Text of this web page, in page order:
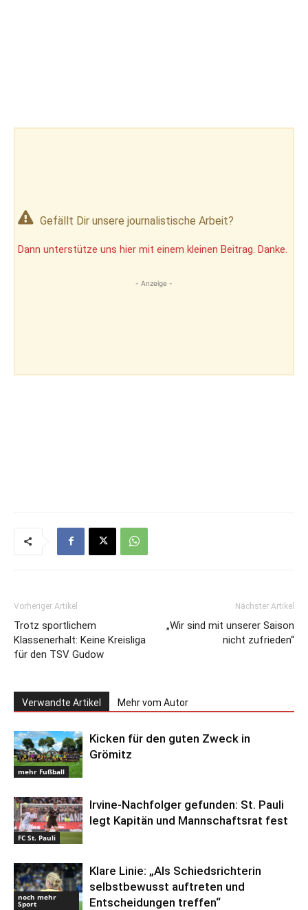
Gefällt Dir unsere journalistische Arbeit?
Dann unterstütze uns hier mit einem kleinen Beitrag. Danke.
- Anzeige -
Vorheriger Artikel
Trotz sportlichem
Klassenerhalt: Keine Kreisliga
für den TSV Gudow
Nächster Artikel
„Wir sind mit unserer Saison
nicht zufrieden“
Verwandte Artikel Mehr vom Autor
mehr Fußball
Kicken für den guten Zweck in
Grömitz
FC St. Pauli
Irvine-Nachfolger gefunden: St. Pauli
legt Kapitän und Mannschaftsrat fest
noch mehr
Sport
Klare Linie: „Als Schiedsrichterin
selbstbewusst auftreten und
Entscheidungen treffen“